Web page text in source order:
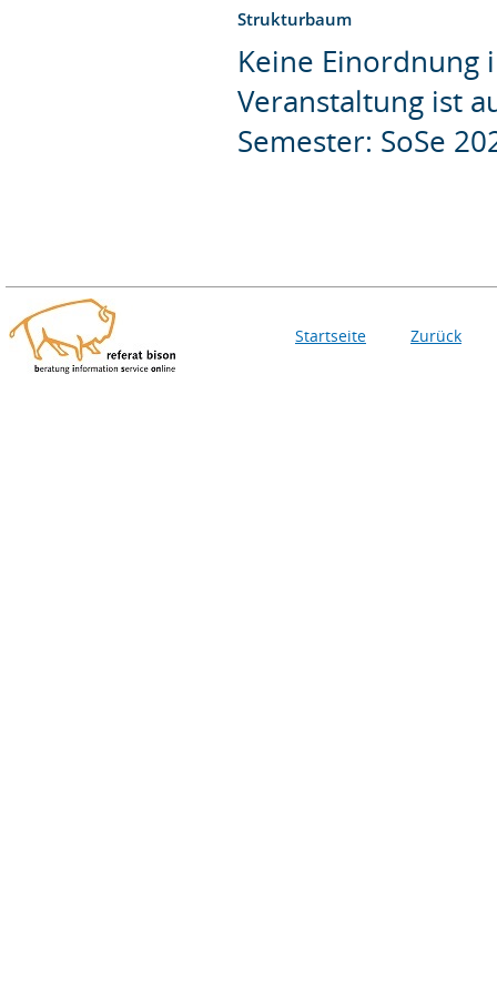
Strukturbaum
Keine Einordnung
Veranstaltung ist
Semester: SoSe
Startseite Zurück